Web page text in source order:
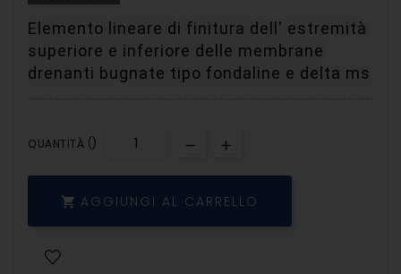
Elemento lineare di finitura dell' estremità
superiore e inferiore delle membrane
drenanti bugnate tipo fondaline e delta ms
QUANTITÀ ()
 AGGIUNGI AL CARRELLO